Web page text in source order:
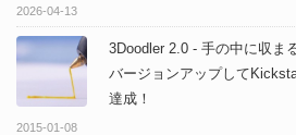
2026-04-13
3Doodler 2.0 - 手の中に収ま
バージョンアップして
達成！
2015-01-08